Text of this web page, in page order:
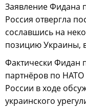
Заявление Фидана
Россия отвергла
сославшись на
позицию Украины,
Фактически Фидан
партнёров по НАТО
России в ходе
украинского